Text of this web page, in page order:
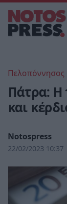
Πελοπόννησος
Πάτρα: Η
και
Notospress
22/02/2023 10:37